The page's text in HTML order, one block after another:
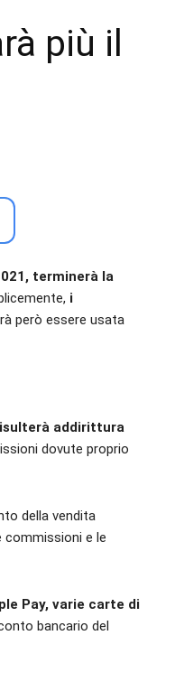
più il
terminerà la
i
però essere usata
addirittura
dovute proprio
della vendita
commissioni e le
Pay, varie carte di
bancario del